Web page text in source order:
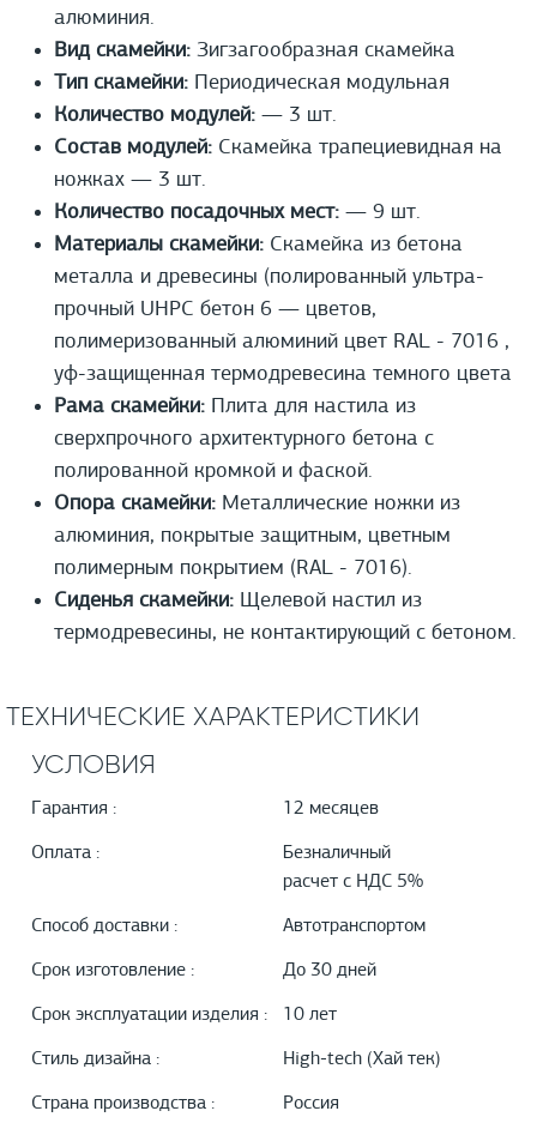
алюминия.
Вид скамейки: Зигзагообразная скамейка
Тип скамейки: Периодическая модульная
Количество модулей: — 3 шт.
Состав модулей: Скамейка трапециевидная на
ножках — 3 шт.
Количество посадочных мест: — 9 шт.
Материалы скамейки: Скамейка из бетона
металла и древесины (полированный ультра-
прочный UHPС бетон 6 — цветов,
полимеризованный алюминий цвет RAL - 7016 ,
уф-защищенная термодревесина темного цвета
Рама скамейки: Плита для настила из
сверхпрочного архитектурного бетона с
полированной кромкой и фаской.
Опора скамейки: Металлические ножки из
алюминия, покрытые защитным, цветным
полимерным покрытием (RAL - 7016).
Сиденья скамейки: Щелевой настил из
термодревесины, не контактирующий с бетоном.
ТЕХНИЧЕСКИЕ ХАРАКТЕРИСТИКИ
УСЛОВИЯ
Гарантия : 12 месяцев
Оплата :
Безналичный
расчет с НДС 5%
Способ доставки : Автотранспортом
Срок изготовление : До 30 дней
Срок эксплуатации изделия : 10 лет
Стиль дизайна : High-tech (Хай тек)
Страна производства : Россия